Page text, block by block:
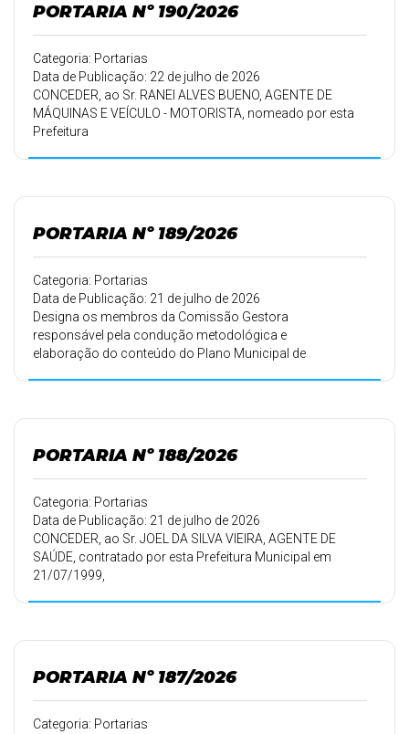
PORTARIA Nº 190/2026
Categoria: Portarias
Data de Publicação: 22 de julho de 2026
CONCEDER, ao Sr. RANEI ALVES BUENO, AGENTE DE
MÁQUINAS E VEÍCULO - MOTORISTA, nomeado por esta
Prefeitura
PORTARIA Nº 189/2026
Categoria: Portarias
Data de Publicação: 21 de julho de 2026
Designa os membros da Comissão Gestora
responsável pela condução metodológica e
elaboração do conteúdo do Plano Municipal de
PORTARIA Nº 188/2026
Categoria: Portarias
Data de Publicação: 21 de julho de 2026
CONCEDER, ao Sr. JOEL DA SILVA VIEIRA, AGENTE DE
SAÚDE, contratado por esta Prefeitura Municipal em
21/07/1999,
PORTARIA Nº 187/2026
Categoria: Portarias